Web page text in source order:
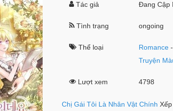
Tác giả Đang Cập
Tình trạng ongoing
Thể loại Romance -
Truyện
Lượt xem 4798
Chị Gái Tôi Là Nhân Vật Chính